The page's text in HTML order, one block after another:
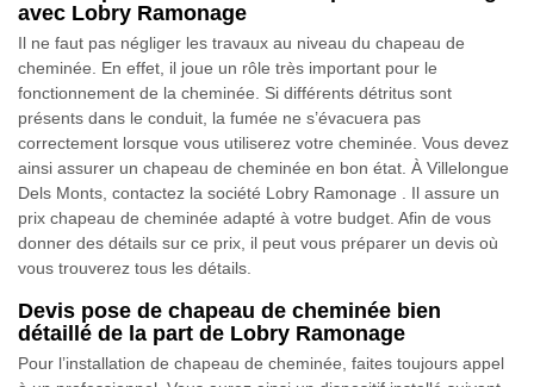
avec Lobry Ramonage
Il ne faut pas négliger les travaux au niveau du chapeau de
cheminée. En effet, il joue un rôle très important pour le
fonctionnement de la cheminée. Si différents détritus sont
présents dans le conduit, la fumée ne s’évacuera pas
correctement lorsque vous utiliserez votre cheminée. Vous devez
ainsi assurer un chapeau de cheminée en bon état. À Villelongue
Dels Monts, contactez la société Lobry Ramonage . Il assure un
prix chapeau de cheminée adapté à votre budget. Afin de vous
donner des détails sur ce prix, il peut vous préparer un devis où
vous trouverez tous les détails.
Devis pose de chapeau de cheminée bien
détaillé de la part de Lobry Ramonage
Pour l’installation de chapeau de cheminée, faites toujours appel